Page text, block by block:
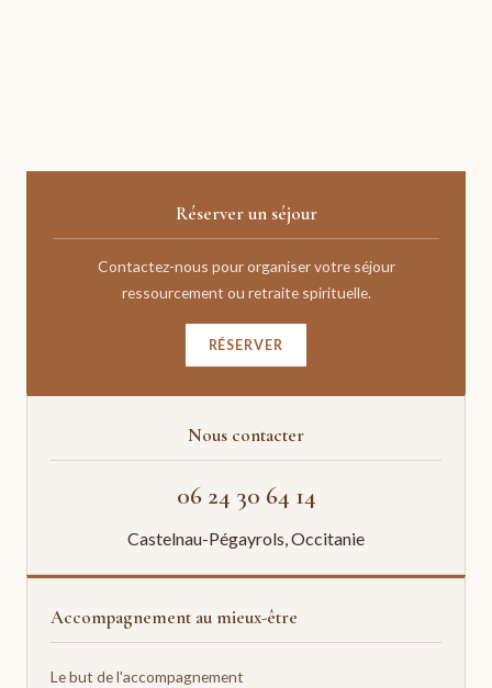
Réserver un séjour
Contactez-nous pour organiser votre séjour
ressourcement ou retraite spirituelle.
RÉSERVER
Nous contacter
06 24 30 64 14
Castelnau-Pégayrols, Occitanie
Accompagnement au mieux-être
Le but de l'accompagnement